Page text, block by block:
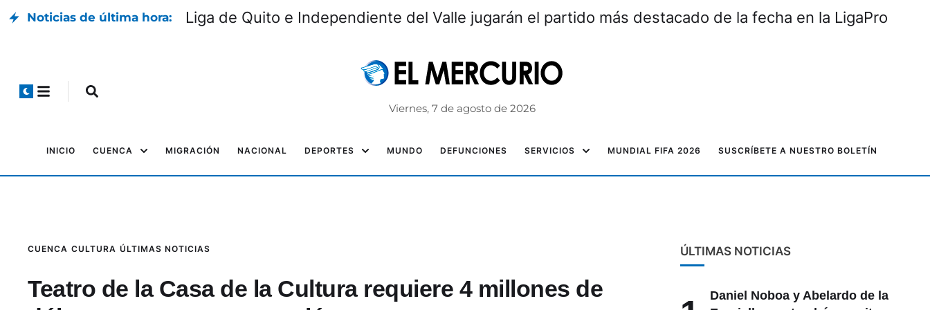
Noticias de última hora: Liga de Quito e Independiente del Valle jugarán el partido más destacado de la fecha en la LigaPro
Viernes, 7 de agosto de 2026
INICIO CUENCA MIGRACIÓN NACIONAL DEPORTES MUNDO DEFUNCIONES SERVICIOS MUNDIAL FIFA 2026 SUSCRÍBETE A NUESTRO BOLETÍN
CUENCA CULTURA ÚLTIMAS NOTICIAS
Teatro de la Casa de la Cultura requiere 4 millones de
ÚLTIMAS NOTICIAS
Daniel Noboa y Abelardo de la